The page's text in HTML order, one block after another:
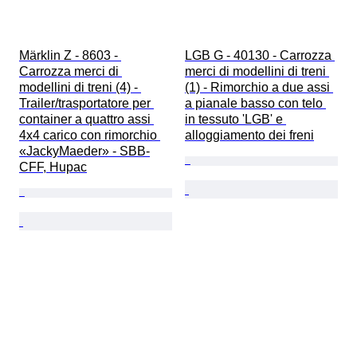
Märklin Z - 8603 -
Carrozza merci di
modellini di treni (4) -
Trailer/trasportatore per
container a quattro assi
4x4 carico con rimorchio
«JackyMaeder» - SBB-
CFF, Hupac
LGB G - 40130 - Carrozza
merci di modellini di treni
(1) - Rimorchio a due assi
a pianale basso con telo
in tessuto 'LGB' e
alloggiamento dei freni